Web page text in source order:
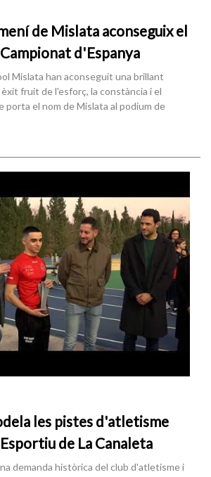
de Mislata aconseguix el
d'Espanya
Mislata han aconseguit una brillant
fruit de l'esforç, la constància i el
porta el nom de Mislata al podium de
les pistes d'atletisme
de La Canaleta
demanda històrica del club d'atletisme i